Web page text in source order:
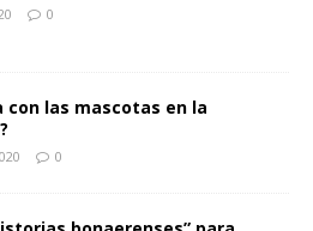
0
con las mascotas en la
0